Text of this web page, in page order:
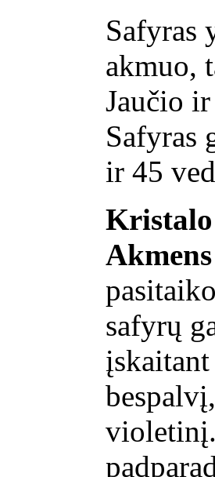
Safyras
akmuo,
Jaučio
Safyras
ir 45
safyrų